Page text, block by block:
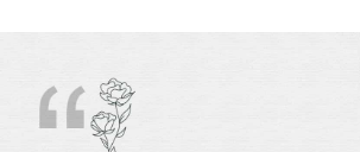
Kirim Komentar